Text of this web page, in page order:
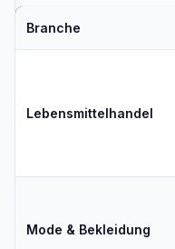
Branche
Lebensmittelhandel
Mode & Bekleidung